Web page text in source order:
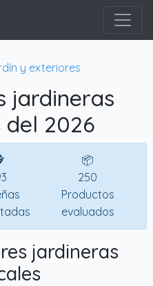
y exteriores
jardineras
2026
📦
250
Productos
evaluados
jardineras